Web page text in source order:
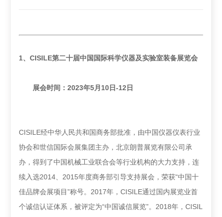
1、CISILE第二十届中国国际科学仪器及实验室装备展览会
展会时间：2023年5月10日-12日
CISILE经中华人民共和国商务部批准，由中国仪器仪表行业
协会和世信国际会展集团主办，北京朗普展览有限公司承
办，得到了中国机械工业联合会等行业机构的大力支持，连
续入选2014、2015年度商务部引导支持展会，荣获“中国十
佳品牌会展项目”称号。2017年，CISILE通过国内展览业首
个诚信认证体系，被评定为“中国诚信展览”。2018年，CISIL